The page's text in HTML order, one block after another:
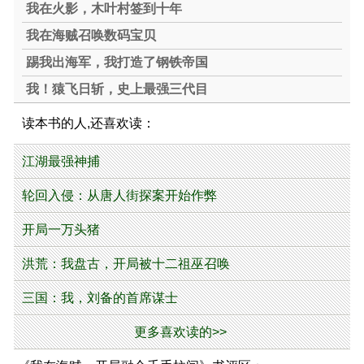
我在火影，木叶村签到十年
我在海贼召唤数码宝贝
踢我出海军，我打造了钢铁帝国
我！猿飞日斩，史上最强三代目
读本书的人,还喜欢读：
江湖最强神捕
轮回入侵：从唐人街探案开始作弊
开局一万头猪
洪荒：我盘古，开局被十二祖巫召唤
三国：我，刘备的首席谋士
更多喜欢读的>>